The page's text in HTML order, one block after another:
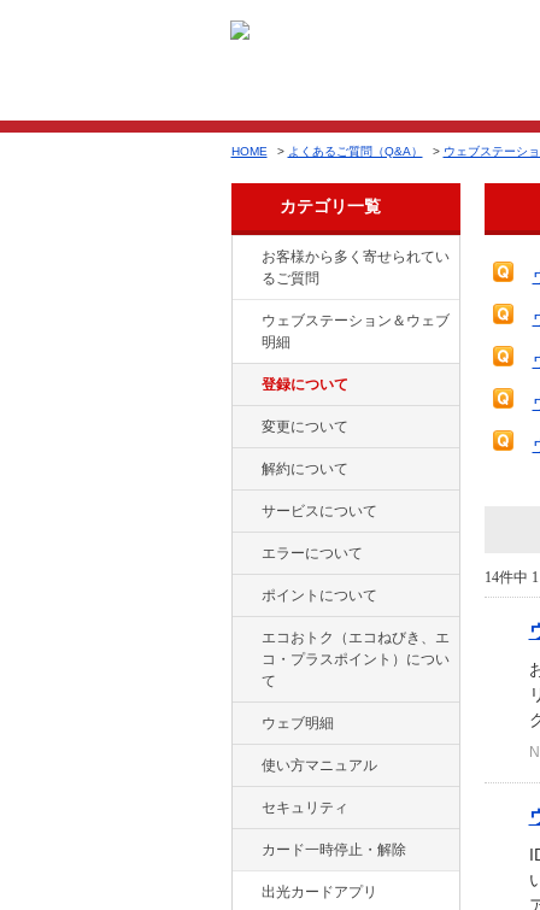
HOME > よくあるご質問（Q&A） > ウェブステーシ
カテゴリ一覧
お客様から多く寄せられてい
るご質問
ウェブステーション＆ウェブ
明細
登録について
変更について
解約について
サービスについて
エラーについて
ポイントについて
エコおトク（エコねびき、エ
コ・プラスポイント）につい
て
ウェブ明細
使い方マニュアル
セキュリティ
カード一時停止・解除
出光カードアプリ
14件中